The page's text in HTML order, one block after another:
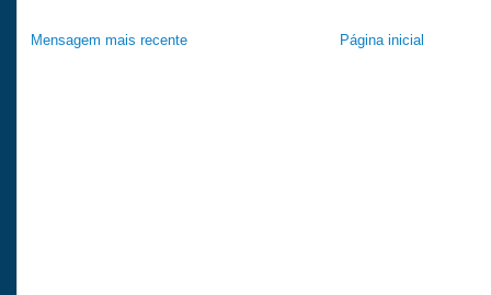
Mensagem mais recente Página inicial